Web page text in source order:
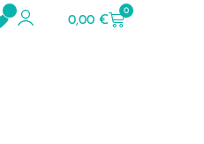
0,00€
0